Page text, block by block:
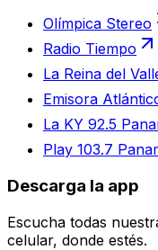
Olímpica Stereo
Radio Tiempo
La Reina del
Emisora
La KY 92.5
Play 103.7
Descarga la app
Escucha todas
celular, donde estés.